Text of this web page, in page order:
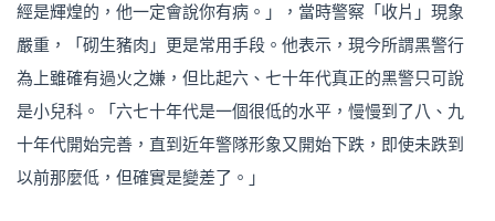
經是輝煌的，他一定會說你有病。」，當時警察「收片」現象
嚴重，「砌生豬肉」更是常用手段。他表示，現今所謂黑警行
為上雖確有過火之嫌，但比起六、七十年代真正的黑警只可說
是小兒科。「六七十年代是一個很低的水平，慢慢到了八、九
十年代開始完善，直到近年警隊形象又開始下跌，即使未跌到
以前那麼低，但確實是變差了。」